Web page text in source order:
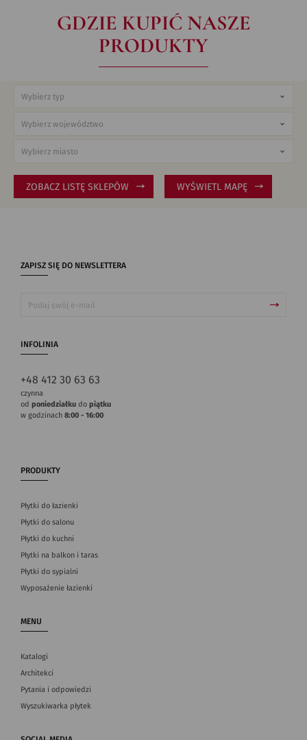
GDZIE KUPIĆ NASZE
PRODUKTY
ZOBACZ LISTĘ SKLEPÓW WYŚWIETL MAPĘ
ZAPISZ SIĘ DO NEWSLETTERA
INFOLINIA
+48 412 30 63 63
czynna
od poniedziałku do piątku
w godzinach 8:00 - 16:00
PRODUKTY
Płytki do łazienki
Płytki do salonu
Płytki do kuchni
Płytki na balkon i taras
Płytki do sypialni
Wyposażenie łazienki
MENU
Katalogi
Architekci
Pytania i odpowiedzi
Wyszukiwarka płytek